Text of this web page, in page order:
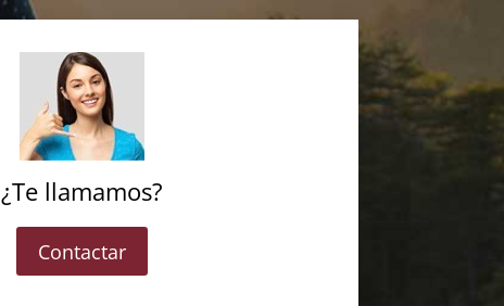
¿Te llamamos?
Contactar